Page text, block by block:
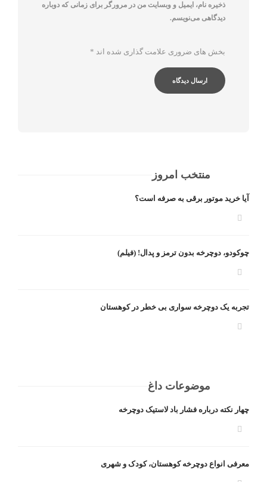
ذخیره نام، ایمیل و وبسایت من در مرورگر برای زمانی که دوباره
دیدگاهی می‌نویسم.
بخش های ضروری علامت گذاری شده اند *
منتخب امروز
آیا خرید موتور برقی به صرفه است؟
چوکودو، دوچرخه بدون ترمز و پدال! (فیلم)
تجربه یک دوچرخه سواری بی خطر در کوهستان
موضوعات داغ
چهار نکته درباره فشار باد لاستیک دوچرخه
معرفی انواع دوچرخه کوهستان، کودک و شهری